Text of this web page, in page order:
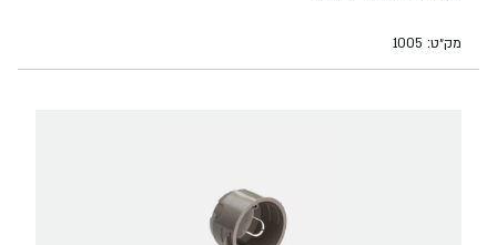
מק״ט: 1005